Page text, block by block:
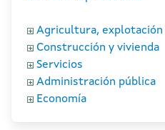
Agricultura,
Construcción y vivienda
Servicios
Administración pública
Economía